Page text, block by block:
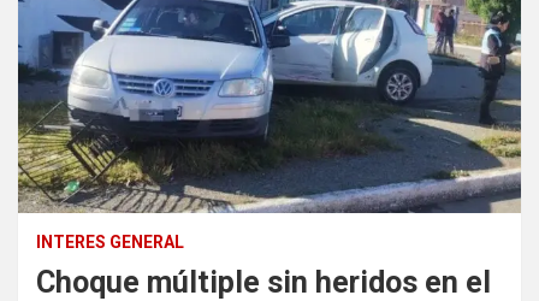
INTERES GENERAL
Choque múltiple sin heridos en el